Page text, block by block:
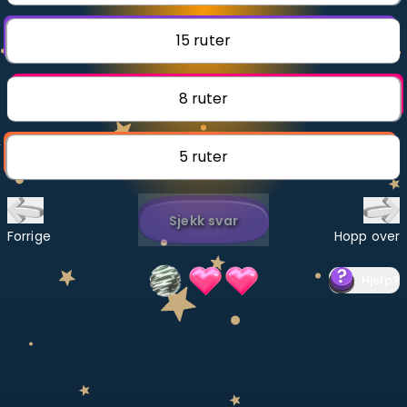
Bestill privatundervisning
Inviter en venn
Velg læreplan
15 ruter
8 ruter
5 ruter
Forrige
Sjekk svar
Hopp over
?